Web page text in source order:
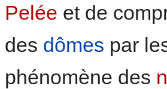
Pelée et de
des dômes par
phénomène des